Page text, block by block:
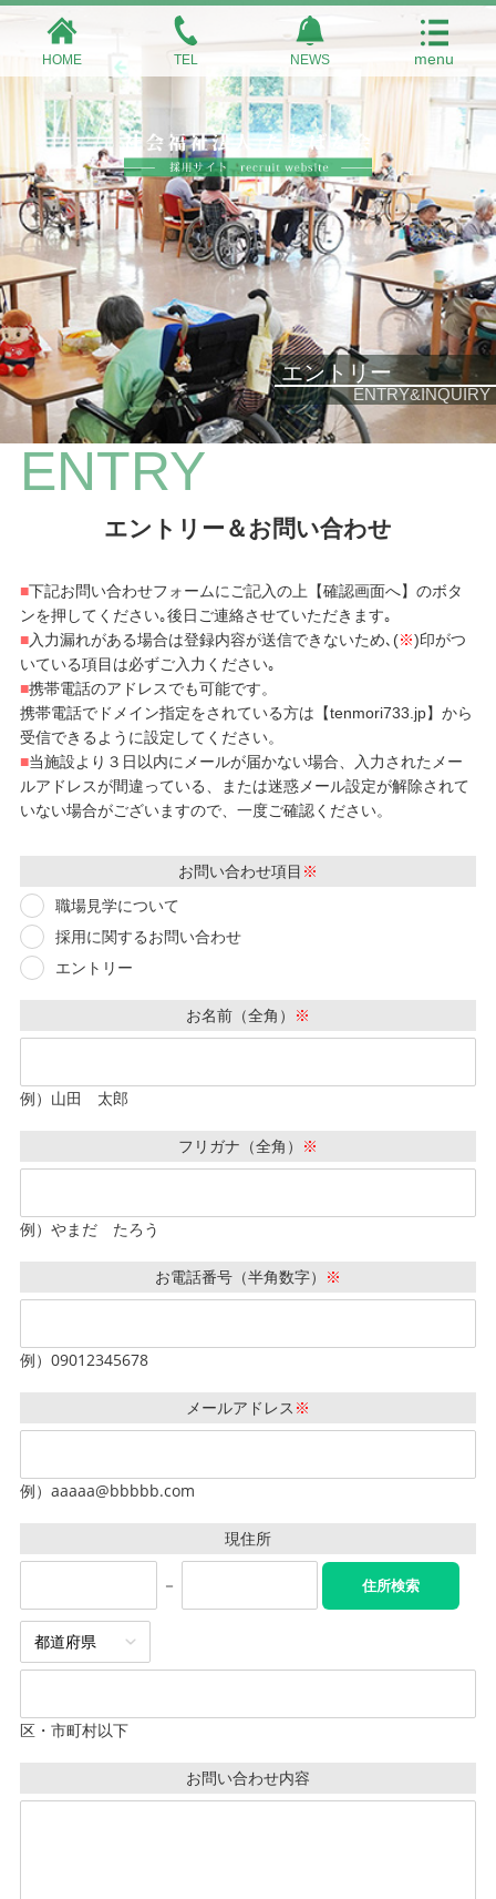
HOME TEL NEWS
エントリー
ENTRY&INQUIRY
ENTRY
エントリー＆お問い合わせ
■下記お問い合わせフォームにご記入の上【確認画面へ】のボタ
ンを押してください｡後日ご連絡させていただきます｡
■入力漏れがある場合は登録内容が送信できないため､(※)印がつ
いている項目は必ずご入力ください｡
■携帯電話のアドレスでも可能です。
携帯電話でドメイン指定をされている方は【tenmori733.jp】から
受信できるように設定してください。
■当施設より３日以内にメールが届かない場合、入力されたメー
ルアドレスが間違っている、または迷惑メール設定が解除されて
いない場合がございますので、一度ご確認ください。
お問い合わせ項目 ※
職場見学について
採用に関するお問い合わせ
エントリー
お名前（全角） ※
例）山田 太郎
フリガナ（全角） ※
例）やまだ たろう
お電話番号（半角数字） ※
例）09012345678
メールアドレス ※
例）aaaaa@bbbbb.com
現住所
－
区・市町村以下
お問い合わせ内容